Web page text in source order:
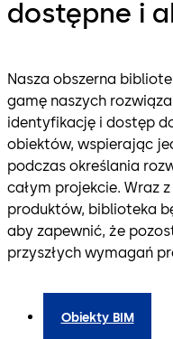
dostępne i
Nasza obszerna
gamę naszych
identyfikację i dostęp
obiektów, wspierając
podczas określania
całym projekcie. Wraz
produktów, biblioteka
aby zapewnić, że
przyszłych wymagań
Obiekty BIM